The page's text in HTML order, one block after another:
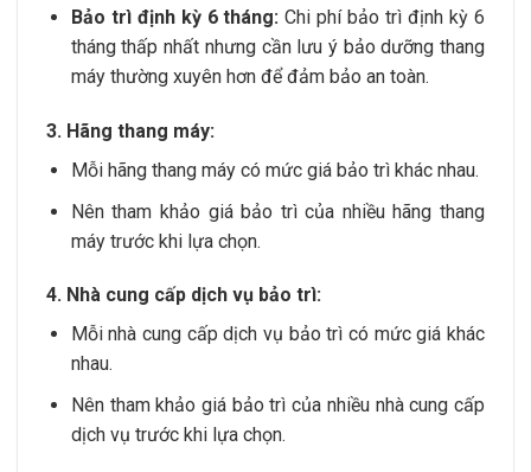
Bảo trì định kỳ 6 tháng: Chi phí bảo trì định kỳ 6
tháng thấp nhất nhưng cần lưu ý bảo dưỡng thang
máy thường xuyên hơn để đảm bảo an toàn.
3. Hãng thang máy:
Mỗi hãng thang máy có mức giá bảo trì khác nhau.
Nên tham khảo giá bảo trì của nhiều hãng thang
máy trước khi lựa chọn.
4. Nhà cung cấp dịch vụ bảo trì:
Mỗi nhà cung cấp dịch vụ bảo trì có mức giá khác
nhau.
Nên tham khảo giá bảo trì của nhiều nhà cung cấp
dịch vụ trước khi lựa chọn.